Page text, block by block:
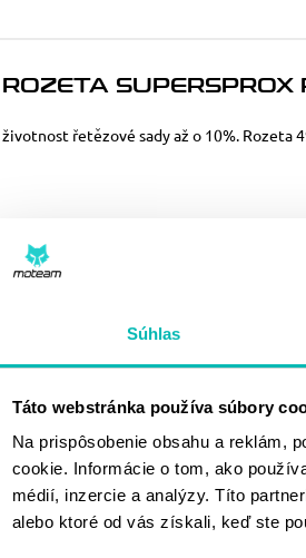
Súhlas
Táto webstránka používa súbory
Na prispôsobenie obsahu a reklám,
cookie. Informácie o tom, ako
médií, inzercie a analýzy. Títo
alebo ktoré od vás získali, keď ste
řetězové sady až o 10%. Rozeta